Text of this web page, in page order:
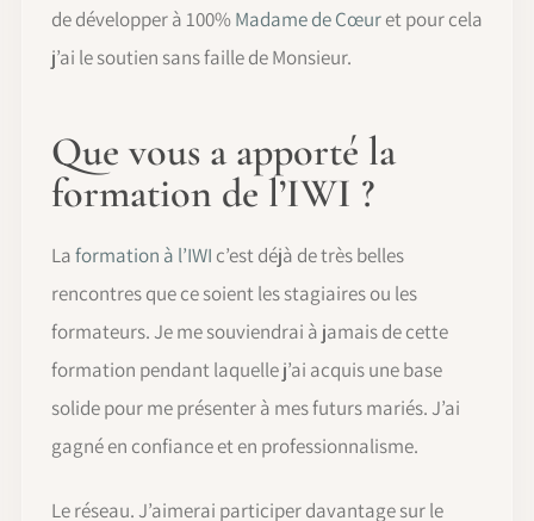
de développer à 100%Madame de Cœuret pour cela
j’ai le soutien sans faille de Monsieur.
Que vous a apporté la
formation de l’IWI ?
Laformation à l’IWI c’est déjà de très belles
rencontres que ce soient les stagiaires ou les
formateurs. Je me souviendrai à jamais de cette
formation pendant laquelle j’ai acquis une base
solide pour me présenter à mes futurs mariés. J’ai
gagné en confiance et en professionnalisme.
Le réseau. J’aimerai participer davantage sur le